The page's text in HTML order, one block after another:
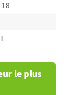
18
le plus